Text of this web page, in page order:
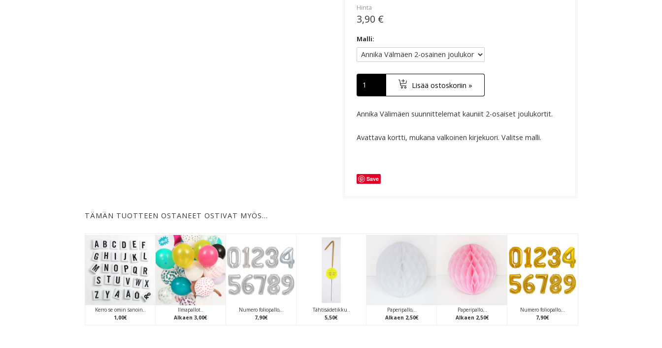
Hinta
3,90 €
Malli:
Lisää ostoskoriin »
Annika Välimäen suunnittelemat kauniit 2-osaiset joulukortit.
Avattava kortti, mukana valkoinen kirjekuori. Valitse malli.
Save
TÄMÄN TUOTTEEN OSTANEET OSTIVAT MYÖS…
Kerro se omin sanoin..
1,00€
Ilmapallot..
Alkaen 3,00€
Numero foliopallo,..
7,90€
Tähtisädetikku..
5,50€
Paperipallo,..
Alkaen 2,50€
Paperipallo,..
Alkaen 2,50€
Numero foliopallo,..
7,90€